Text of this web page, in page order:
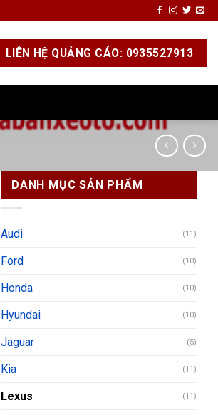
LIÊN HỆ QUẢNG CÁO: 0935527913
DANH MỤC SẢN PHẨM
Audi (11)
Ford (10)
Honda (10)
Hyundai (10)
Jaguar (5)
Kia (11)
Lexus (11)